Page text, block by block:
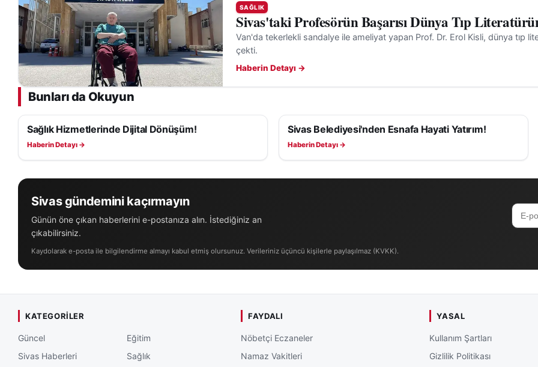
SAĞLIK
Sivas'taki Profesörün Başarısı Dünya Tıp
Van'da tekerlekli sandalye ile ameliyat yapan Prof. Dr. Erol Kisli, dünya tıp
çekti.
Haberin Detayı →
Bunları da Okuyun
SAĞLIK
Sağlık Hizmetlerinde Dijital Dönüşüm!
Haberin Detayı →
SAĞLIK
Sivas Belediyesi'nden Esnafa Hayati Yatırım!
Haberin Detayı →
Sivas gündemini kaçırmayın
Günün öne çıkan haberlerini e-postanıza alın. İstediğiniz an
çıkabilirsiniz.
Kaydolarak e-posta ile bilgilendirme almayı kabul etmiş olursunuz. Verileriniz üçüncü kişilerle paylaşılmaz (KVKK).
KATEGORILER
Güncel
Sivas Haberleri
Eğitim
Sağlık
FAYDALI
Nöbetçi Eczaneler
Namaz Vakitleri
YASAL
Kullanım Şartları
Gizlilik Politikası